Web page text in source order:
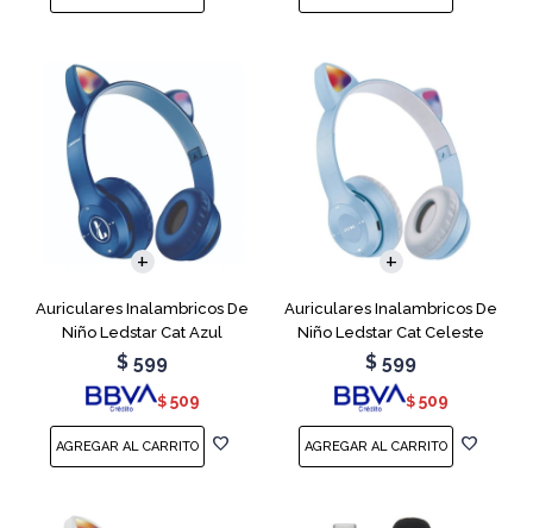
Auriculares Inalambricos De
Niño Ledstar Cat Azul
$ 599
$ 509
Auriculares Inalambricos De
Niño Ledstar Cat Celeste
$ 599
$ 509